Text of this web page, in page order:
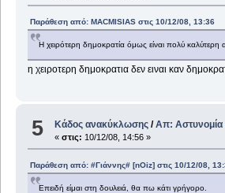
Παράθεση από: MACMISIAS στις 10/12/08, 13:36
Η χειρότερη δημοκρατία όμως είναι πολύ καλύτερη
η χειροτερη δημοκρατια δεν ειναι καν
5 Κάδος ανακύκλωσης /Απ: Aστυνομία
«στις: 10/12/08, 14:56 »
Παράθεση από: #Γιάννης# [nOiz] στις 10/12/08,
Επειδή είμαι στη δουλειά, θα πω κάτι γρήγορο.